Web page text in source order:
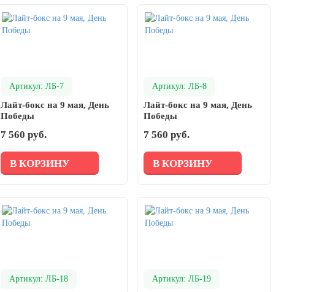
Артикул: ЛБ-7
Лайт-бокс на 9 мая, День
Победы
7 560 руб.
В КОРЗИНУ
Артикул: ЛБ-8
Лайт-бокс на 9 мая, День
Победы
7 560 руб.
В КОРЗИНУ
Артикул: ЛБ-18 Артикул: ЛБ-19